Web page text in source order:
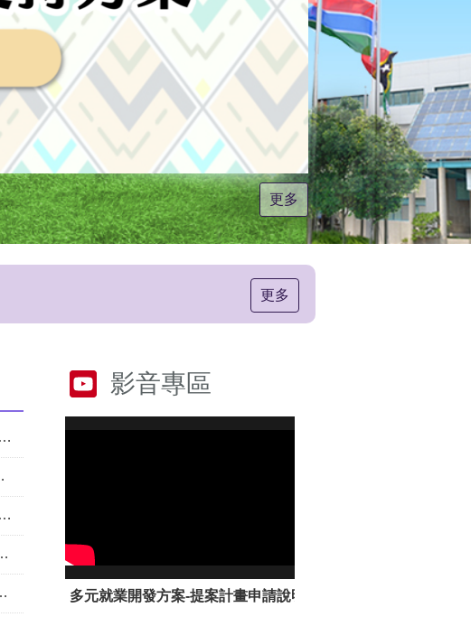
更多
更多
影音專區
多元就業開發方案-提案計畫申請說明影片